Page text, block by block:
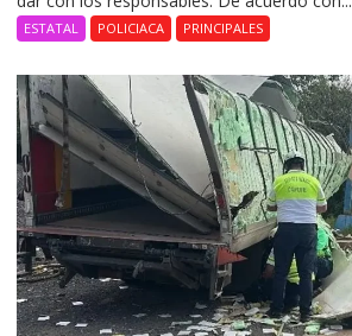
ESTATAL POLICIACA PRINCIPALES